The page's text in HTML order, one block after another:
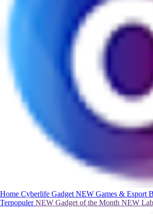
Home Cyberlife Gadget NEW Games & Esport
TerpopulerNEW Gadget of the Month NEW